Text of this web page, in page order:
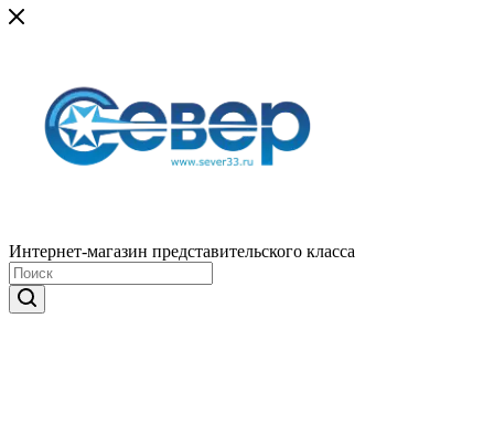
Интернет-магазин представительского класса